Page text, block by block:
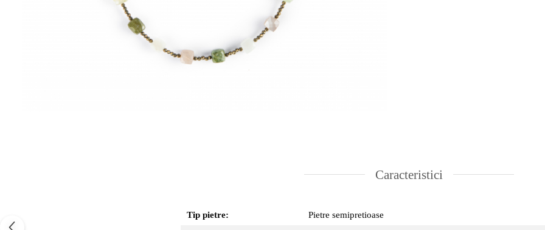
Caracteristici
Tip pietre: Pietre semipretioase